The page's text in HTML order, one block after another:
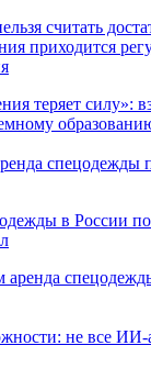
считать
приходится
спецодежды
в России
не все ИИ-